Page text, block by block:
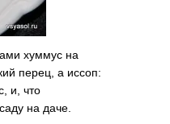
хуммус на
перец, а иссоп:
и, что
на даче.